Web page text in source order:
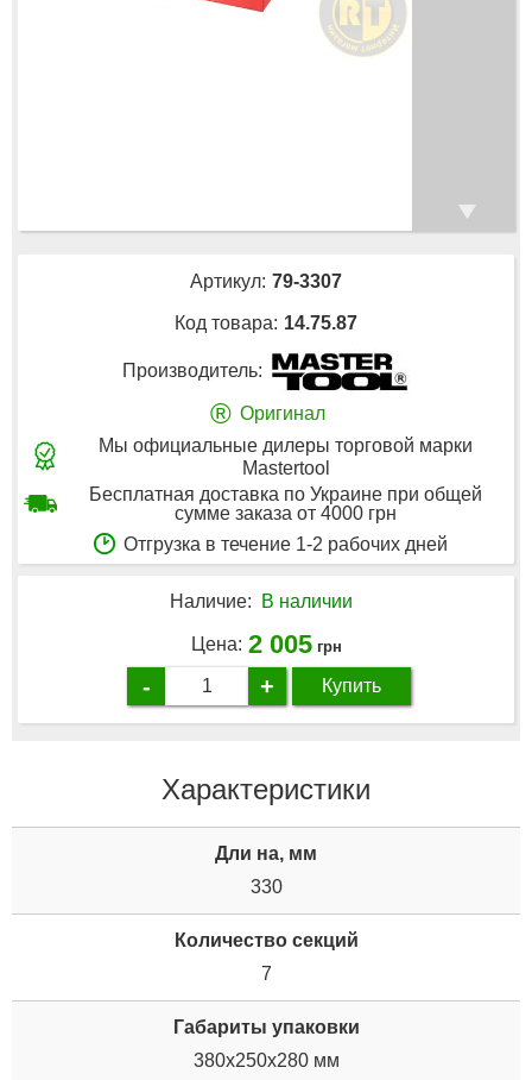
Артикул: 79-3307
Код товара: 14.75.87
Производитель:
® Оригинал
Мы официальные дилеры торговой марки
Mastertool
Бесплатная доставка по Украине при общей
сумме заказа от 4000 грн
Отгрузка в течение 1-2 рабочих дней
Наличие: В наличии
Цена: 2 005 грн
- + Купить
Характеристики
Дли на, мм
330
Количество секций
7
Габариты упаковки
380x250x280 мм